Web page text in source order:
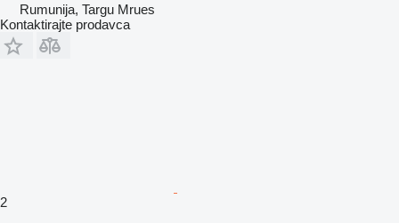
Rumunija, Targu Mrues
Kontaktirajte prodavca
2